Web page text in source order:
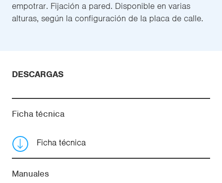
empotrar. Fijación a pared. Disponible en varias
alturas, según la configuración de la placa de calle.
DESCARGAS
Ficha técnica
Ficha técnica
Manuales